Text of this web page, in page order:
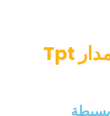
Tpt التسجيل على مدار